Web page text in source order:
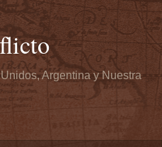
Argentina y Nuestra